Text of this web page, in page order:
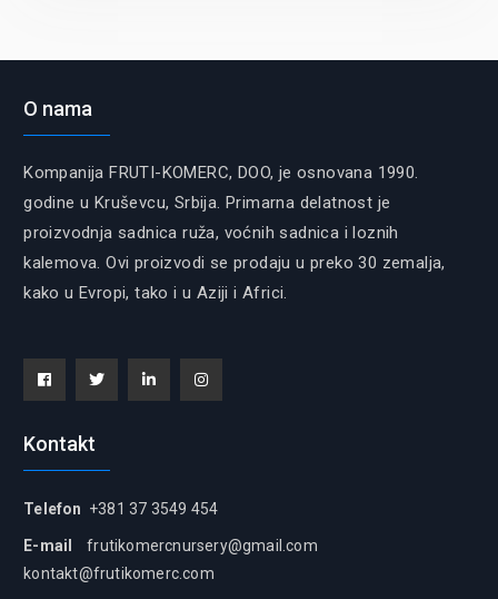
O nama
Kompanija FRUTI-KOMERC, DOO, je osnovana 1990.
godine u Kruševcu, Srbija. Primarna delatnost je
proizvodnja sadnica ruža, voćnih sadnica i loznih
kalemova. Ovi proizvodi se prodaju u preko 30 zemalja,
kako u Evropi, tako i u Aziji i Africi.
Kontakt
Telefon +381 37 3549 454
E-mail
frutikomercnursery@gmail.com
kontakt@frutikomerc.com